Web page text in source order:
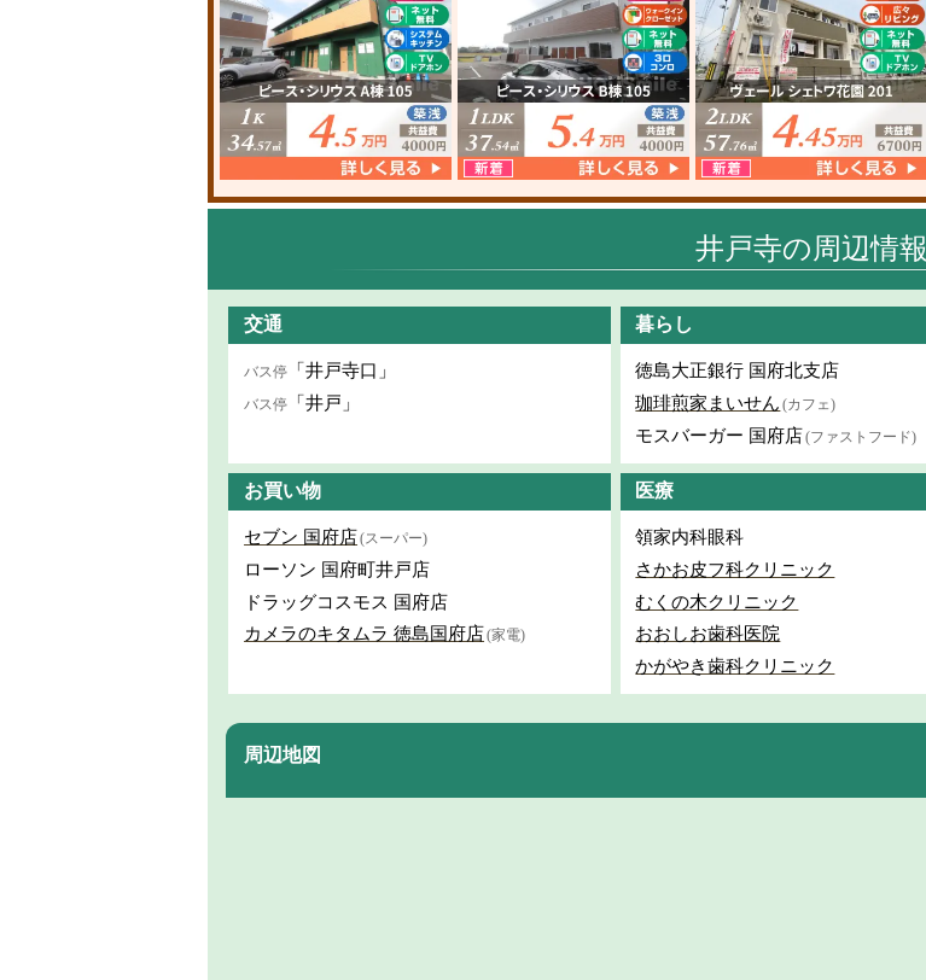
井戸寺の周辺情報
交通
バス停 「井戸寺口」
バス停 「井戸」
暮らし
徳島大正銀行 国府北支店
珈琲煎家まいせん (カフェ)
モスバーガー 国府店(ファストフード)
お買い物
セブン 国府店(スーパー)
ローソン 国府町井戸店
ドラッグコスモス 国府店
カメラのキタムラ 徳島国府店(家電)
医療
領家内科眼科
さかお皮フ科クリニック
むくの木クリニック
おおしお歯科医院
かがやき歯科クリニック
周辺地図